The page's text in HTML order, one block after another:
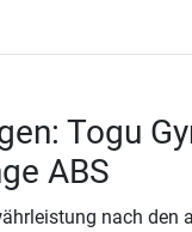
Togu
ABS
nach den